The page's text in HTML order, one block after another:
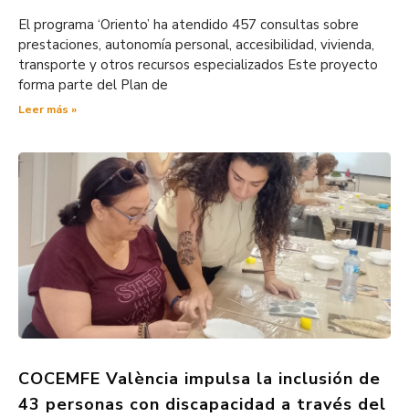
El programa ‘Oriento’ ha atendido 457 consultas sobre
prestaciones, autonomía personal, accesibilidad, vivienda,
transporte y otros recursos especializados Este proyecto
forma parte del Plan de
Leer más »
COCEMFE València impulsa la inclusión de
43 personas con discapacidad a través del